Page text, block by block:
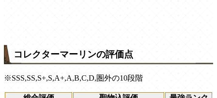
コレクターマーリンの評価点
※SSS,SS,S+,S,A+,A,B,C,D,圏外の10段階